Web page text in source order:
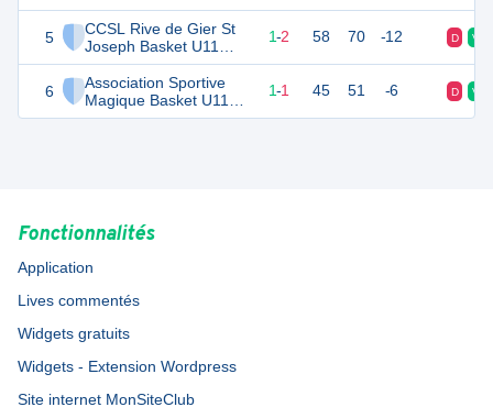
5
CCSL Rive de Gier St
Joseph Basket U11
Féminines
6
Association Sportive
Magique Basket U11
Féminines
8 4 1-2 58 70 -12 D V
6 1-1 45 51 -6 D V
Fonctionnalités
Application
Lives commentés
Widgets gratuits
Widgets - Extension Wordpress
Site internet MonSiteClub